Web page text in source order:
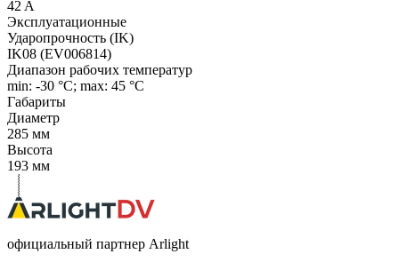
42 A
Эксплуатационные
Ударопрочность (IK)
IK08 (EV006814)
Диапазон рабочих температур
min: -30 °C; max: 45 °C
Габариты
Диаметр
285 мм
Высота
193 мм
официальный партнер Arlight